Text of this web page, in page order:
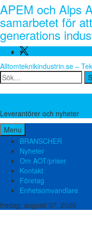
APEM och Alps
samarbetet för
generations
Facebook
Twitter
Alltomteknikindustrin.se –
Search
Leverantörer och nyheter
Menu
BRANSCHER
Nyheter
Om AOT/priser
Kontakt
Företag
Enhetsomvandlare
fredag, augusti 07, 2026